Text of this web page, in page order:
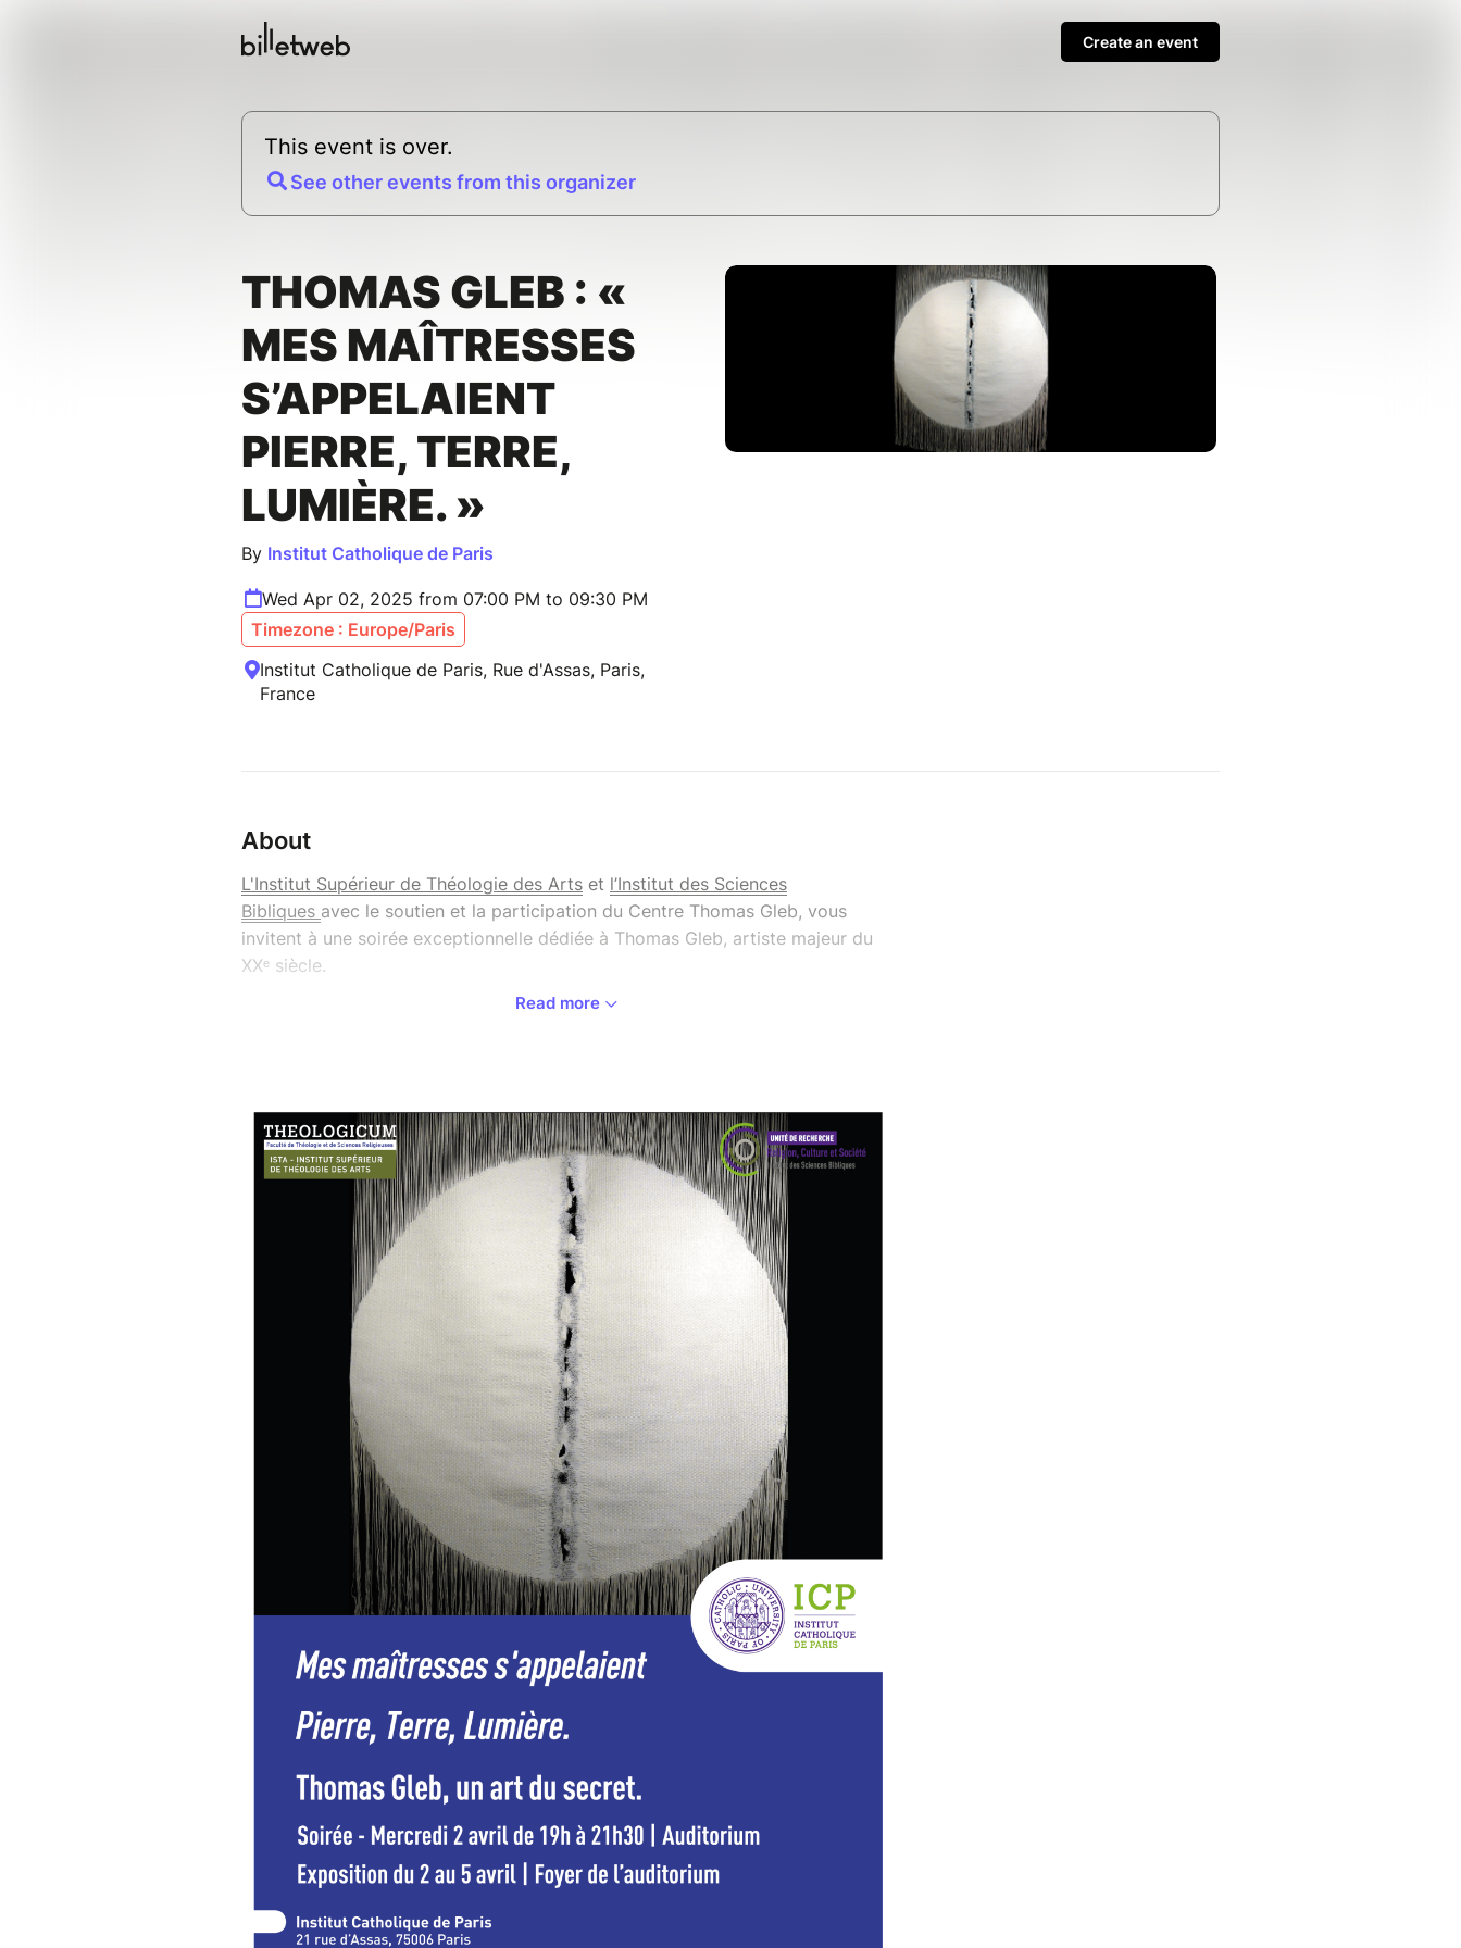
Create an event
This event is over.
See other events from this organizer
THOMAS GLEB : «
MES MAÎTRESSES
S’APPELAIENT
PIERRE, TERRE,
LUMIÈRE. »
By Institut Catholique de Paris
Wed Apr 02, 2025 from 07:00 PM to 09:30 PM
Timezone : Europe/Paris
Institut Catholique de Paris, Rue d'Assas, Paris,
France
About
L'Institut Supérieur de Théologie des Arts et l’Institut des Sciences
Bibliques avec le soutien et la participation du Centre Thomas Gleb, vous
invitent à une soirée exceptionnelle dédiée à Thomas Gleb, artiste majeur du
XXᵉ siècle.
de sa création, et le jeu, symbole de son approche artistique à la fois ludique
et spirituelle.
En complément de cette soirée, une exposition exceptionnelle* sera présentée
du 2 au 4 avril 2025 dans le foyer de l’amphithéâtre Bernanos.
Y seront présentés des œuvres graphiques, objets, tapisseries et livres
d’artiste, témoignant de la richesse du parcours de Thomas Gleb et de son
exploration entre matière, lumière et spiritualité. Cette initiative offrira une
immersion dans l’univers d’un créateur inspiré et profondément humaniste.
Programme de la soirée
19h00 – Ouverture et introduction
Présentation de Thomas Gleb et de son œuvre, Marc Chauveau, op.
Expérience artistique immersive
Visite commentée des œuvres exposées.
Lecture de poèmes de Thomas Gleb, interprétée par Stéphane
Beauboeuf et Florent Dumontier.
La relation de l'artiste au jeu et à l'expérimentation, Dominique
Dendraël, Myriam Métayer
Thomas Gleb
Né Yehouda Chaim Kalman en 1912 à Łódź (Pologne), Thomas Gleb s’installe
Read more